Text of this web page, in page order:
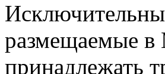
размещаемые
принадлежать